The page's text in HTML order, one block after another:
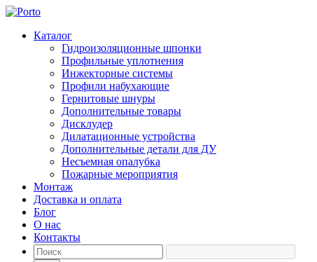
Каталог
Гидроизоляционные шпонки
Профильные уплотнения
Инжекторные системы
Профили набухающие
Гернитовые шнуры
Дополнительные товары
Дисклудер
Дилатационные устройства
Дополнительные детали для ДУ
Несъемная опалубка
Пожарные мероприятия
Монтаж
Доставка и оплата
Блог
О нас
Контакты